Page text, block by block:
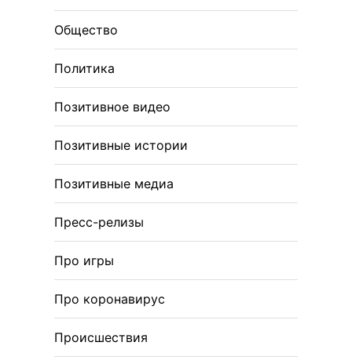
Общество
Политика
Позитивное видео
Позитивные истории
Позитивные медиа
Пресс-релизы
Про игры
Про коронавирус
Происшествия